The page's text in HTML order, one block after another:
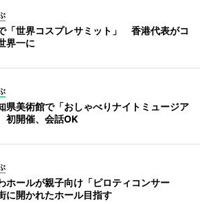
「世界コスプレサミット」 香港代表がコ
界一に
県美術館で「おしゃべりナイトミュージア
開催、会話OK
ホールが親子向け「ピロティコンサー
に開かれたホール目指す